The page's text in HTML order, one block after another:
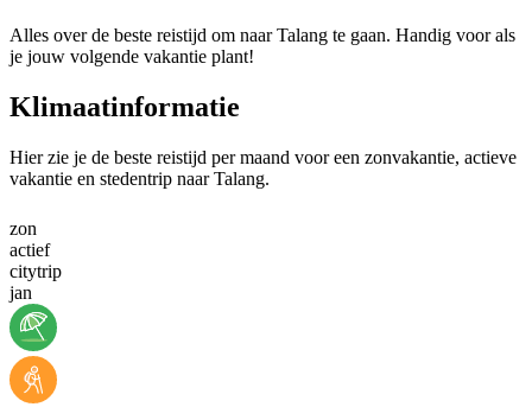
Alles over de beste reistijd om naar Talang te gaan. Handig voor als
je jouw volgende vakantie plant!
Klimaatinformatie
Hier zie je de beste reistijd per maand voor een zonvakantie, actieve
vakantie en stedentrip naar Talang.
zon
actief
citytrip
jan